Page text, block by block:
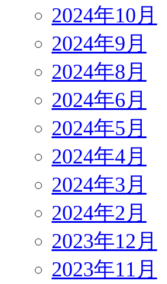
2024年10月
2024年9月
2024年8月
2024年6月
2024年5月
2024年4月
2024年3月
2024年2月
2023年12月
2023年11月